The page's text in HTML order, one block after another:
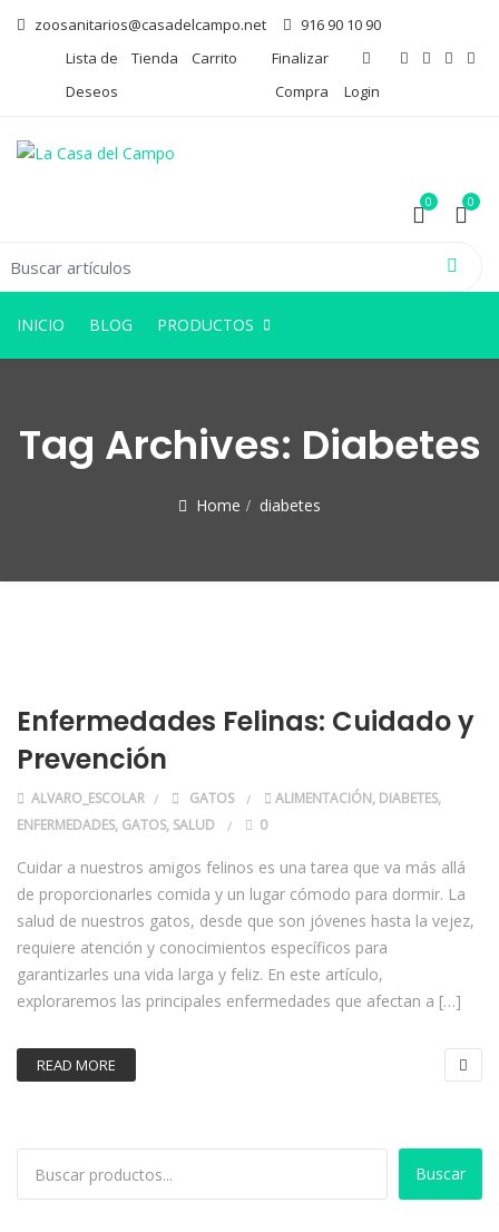
zoosanitarios@casadelcampo.net
916 90 10 90
Lista de
Deseos
Tienda Carrito
Finalizar
Compra
Login
0 0
INICIO BLOG PRODUCTOS
Tag Archives: Diabetes
Home diabetes
Enfermedades Felinas: Cuidado y
Prevención
ALVARO_ESCOLAR GATOS ALIMENTACIÓN, DIABETES,
ENFERMEDADES, GATOS, SALUD 0
Cuidar a nuestros amigos felinos es una tarea que va más allá
de proporcionarles comida y un lugar cómodo para dormir. La
salud de nuestros gatos, desde que son jóvenes hasta la vejez,
requiere atención y conocimientos específicos para
garantizarles una vida larga y feliz. En este artículo,
exploraremos las principales enfermedades que afectan a […]
READ MORE
Buscar